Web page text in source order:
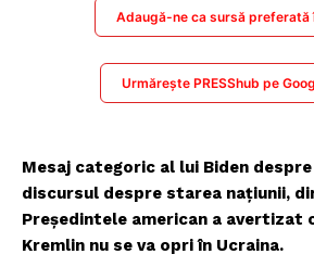
Adaugă-ne ca sursă preferată
Urmărește PRESShub pe
Mesaj categoric al lui Biden
discursul despre starea națiunii,
Președintele american a avertizat
Kremlin nu se va opri în Ucraina.